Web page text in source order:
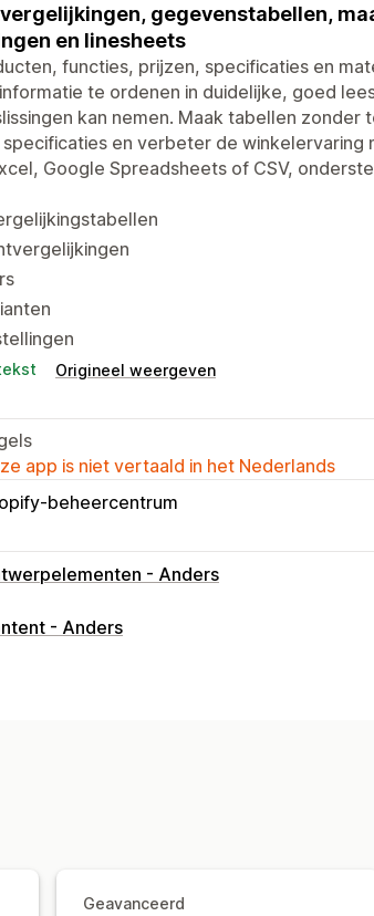
gegevenstabellen,
en linesheets
functies, prijzen, specificaties en
te ordenen in duidelijke, goed
kan nemen. Maak tabellen zonder
en verbeter de winkelervaring
Google Spreadsheets of CSV,
Origineel weergeven
app is niet vertaald in het Nederlands
beheercentrum
- Anders
- Anders
Geavanceerd